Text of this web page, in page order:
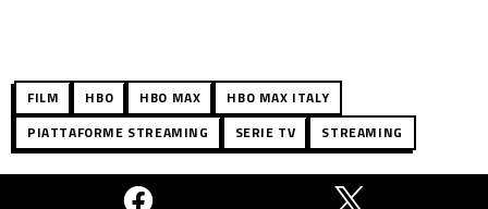
FILM HBO HBO MAX
HBO MAX ITALY
PIATTAFORME STREAMING
SERIE TV STREAMING